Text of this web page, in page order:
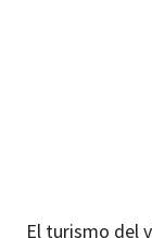
El turismo del